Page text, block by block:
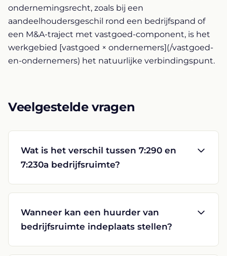
ondernemingsrecht, zoals bij een
aandeelhoudersgeschil rond een bedrijfspand of
een M&A-traject met vastgoed-component, is het
werkgebied [vastgoed × ondernemers](/vastgoed-
en-ondernemers) het natuurlijke verbindingspunt.
Veelgestelde vragen
Wat is het verschil tussen 7:290 en
7:230a bedrijfsruimte?
Wanneer kan een huurder van
bedrijfsruimte indeplaats stellen?